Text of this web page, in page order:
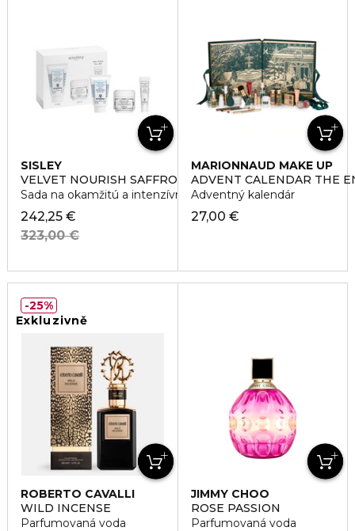
SISLEY
VELVET NOURISH SAFFRON FLOWERS DUO SET
Sada na okamžitú a intenzívnu výživu pleti
242,25 €
323,00 €
MARIONNAUD MAKE UP
ADVENT CALENDAR THE
Adventný kalendár
27,00 €
Exkluzivně
ROBERTO CAVALLI
WILD INCENSE
Parfumovaná voda
25%
JIMMY CHOO
ROSE PASSION
Parfumovaná voda